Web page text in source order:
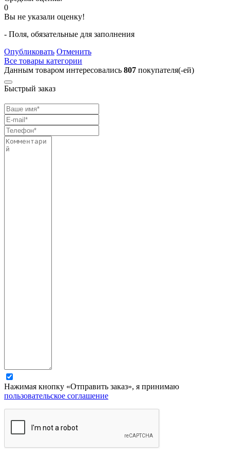
0
Вы не указали оценку!
- Поля, обязательные для заполнения
Опубликовать Отменить
Все товары категории
Данным товаром интересовались 807 покупателя(-ей)
Быстрый заказ
Нажимая кнопку «Отправить заказ», я принимаю
пользовательское соглашение